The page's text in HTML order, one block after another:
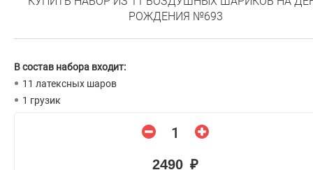
РОЖДЕНИЯ №693
В состав набора входит:
11 латексных шаров
1 грузик
2490 ₽